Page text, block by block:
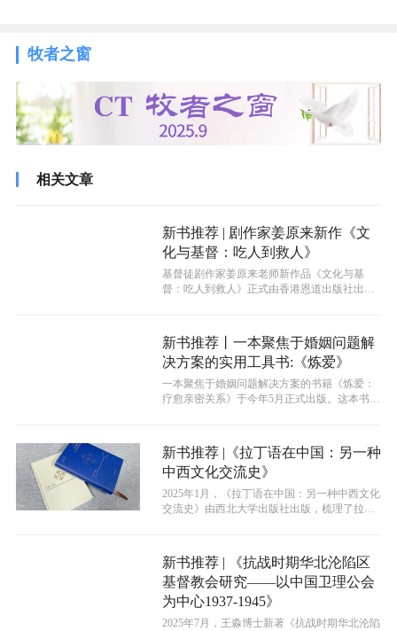
牧者之窗
相关文章
新书推荐 | 剧作家姜原来新作《文
化与基督：吃人到救人》
基督徒剧作家姜原来老师新作品《文化与基
督：吃人到救人》正式由香港恩道出版社出版
新书推荐丨一本聚焦于婚姻问题解
决方案的实用工具书:《炼爱》
一本聚焦于婚姻问题解决方案的书籍《炼爱：
疗愈亲密关系》于今年5月正式出版。这本书是
新书推荐 |《拉丁语在中国：另一种
中西文化交流史》
2025年1月，《拉丁语在中国：另一种中西文化
交流史》由西北大学出版社出版，梳理了拉丁
新书推荐 | 《抗战时期华北沦陷区
基督教会研究——以中国卫理公会
为中心1937-1945》
2025年7月，王淼博士新著《抗战时期华北沦陷